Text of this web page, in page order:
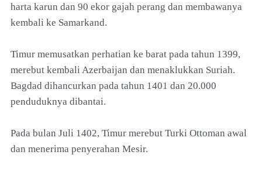
harta karun dan 90 ekor gajah perang dan membawanya
kembali ke Samarkand.
Timur memusatkan perhatian ke barat pada tahun 1399,
merebut kembali Azerbaijan dan menaklukkan Suriah.
Bagdad dihancurkan pada tahun 1401 dan 20.000
penduduknya dibantai.
Pada bulan Juli 1402, Timur merebut Turki Ottoman awal
dan menerima penyerahan Mesir.